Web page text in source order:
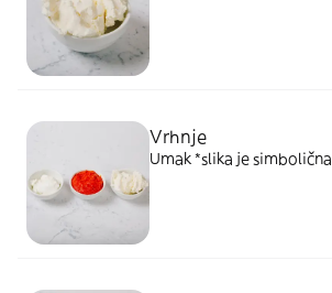
Vrhnje
Umak *slika je simbolična